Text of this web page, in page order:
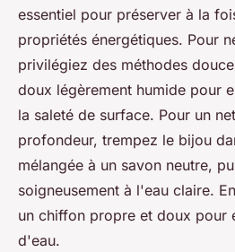
essentiel pour préserver à la
propriétés énergétiques. Pour
privilégiez des méthodes
doux légèrement humide pour
la saleté de surface. Pour un
profondeur, trempez le bijou
mélangée à un savon neutre,
soigneusement à l'eau claire.
un chiffon propre et doux pour
d'eau.